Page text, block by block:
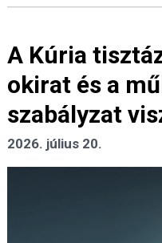
A Kúria
okirat és a
szabályzat
2026. július 20.